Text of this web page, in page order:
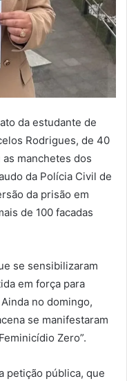
da estudante de
Rodrigues, de 40
manchetes dos
da Polícia Civil de
da prisão em
de 100 facadas
se sensibilizaram
em força para
no domingo,
se manifestaram
Zero”.
petição pública, que